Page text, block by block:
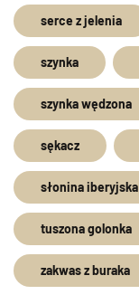
serce z jelenia
szynka
szynka wędzona
sękacz
słonina iberyjska
tuszona golonka
zakwas z buraka